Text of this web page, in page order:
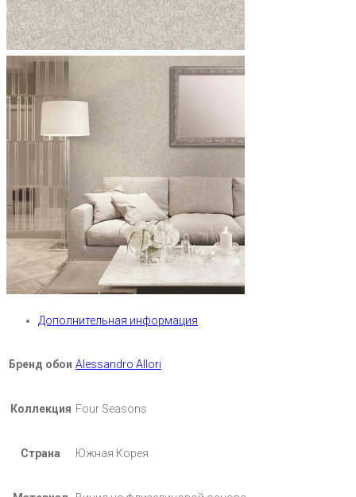
Дополнительная информация
Бренд обои Alessandro Allori
Коллекция Four Seasons
Страна Южная Корея